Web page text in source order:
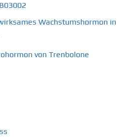
Wachstumshormon in
von Trenbolone